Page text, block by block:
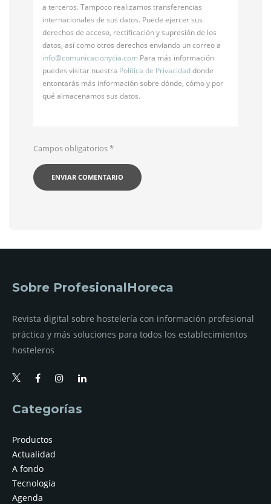
a terceros. Tampoco realizamos transferencias
internacionales de sus datos. Puede ejercer sus
derechos de acceso, rectificación y supresión de los
datos, así como otros derechos enviando un correo a
info@comunicacionycia.com Para más información
puedes visitar nuestra Política de Privacidaddonde
entontarás más información sobre dónde, cómo y por
qué almacenamos sus datos.
Campos obligatorios*
Sobre ProfesionalHoreca
Revista digital sobre hostelería con información profesional
práctica y más soluciones para todos los establecimientos
hosteleros
Categorías
Productos
Actualidad
A fondo
Tecnología
Agenda